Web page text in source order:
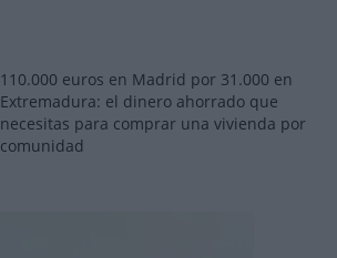
110.000 euros en Madrid por 31.000 en
Extremadura: el dinero ahorrado que
necesitas para comprar una vivienda por
comunidad